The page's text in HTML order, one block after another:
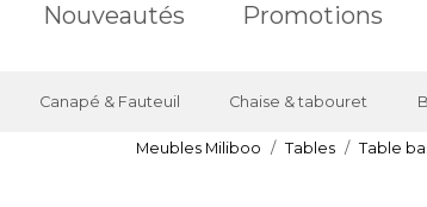
Nouveautés Promotions
Canapé & Fauteuil Chaise & tabouret
Meubles Miliboo Tables Table